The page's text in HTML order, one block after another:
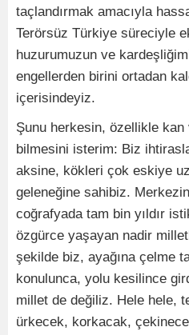
taçlandırmak amacıyla
Terörsüz Türkiye süreciyle
huzurumuzun ve
engellerden birini ortadan
içerisindeyiz.
Şunu herkesin, özellikle kan
bilmesini isterim: Biz
aksine, kökleri çok eskiye
geleneğine sahibiz.
coğrafyada tam bin yıldır
özgürce yaşayan nadir
şekilde biz, ayağına çelme
konulunca, yolu kesilince
millet de değiliz. Hele hele,
ürkecek, korkacak,